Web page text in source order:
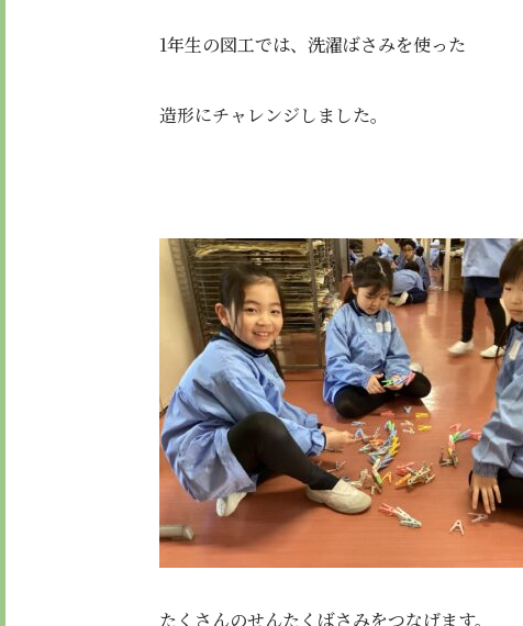
1年生の図工では、洗濯ばさみを使った
造形にチャレンジしました。
たくさんのせんたくばさみをつなげます。